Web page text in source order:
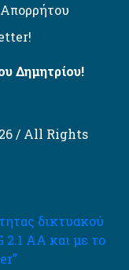
Δημητρίου!
/ All Rights
δικτυακού
2.1 AA και με το